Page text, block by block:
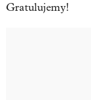
Gratulujemy!